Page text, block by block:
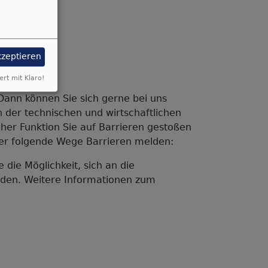
können Sie sich gerne bei uns
der technischen und wirtschaftlichen
Funktion Sie auf Barrieren gestoßen
folgende Wege Barrieren melden:
die Möglichkeit, sich an die
Weitere Informationen zum
mit Klaro!